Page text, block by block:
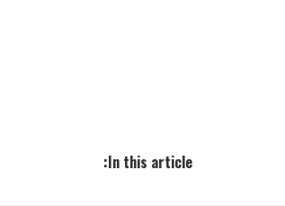
In this article: